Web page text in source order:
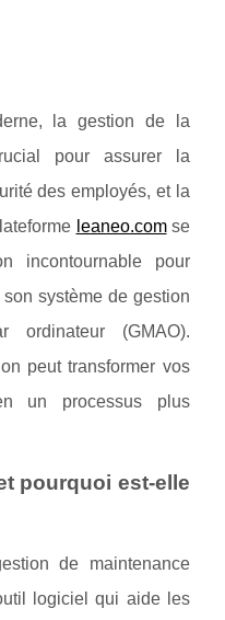
la gestion de la
pour assurer la
des employés, et la
leaneo.comse
incontournable pour
système de gestion
ordinateur (GMAO).
peut transformer vos
un processus plus
pourquoi est-elle
de maintenance
logiciel qui aide les